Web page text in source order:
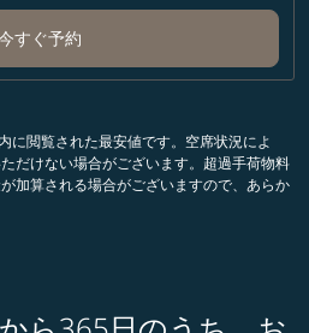
すぐ予約
に閲覧された最安値です。空席状況によ
だけない場合がございます。超過手荷物料
加算される場合がございますので、あらか